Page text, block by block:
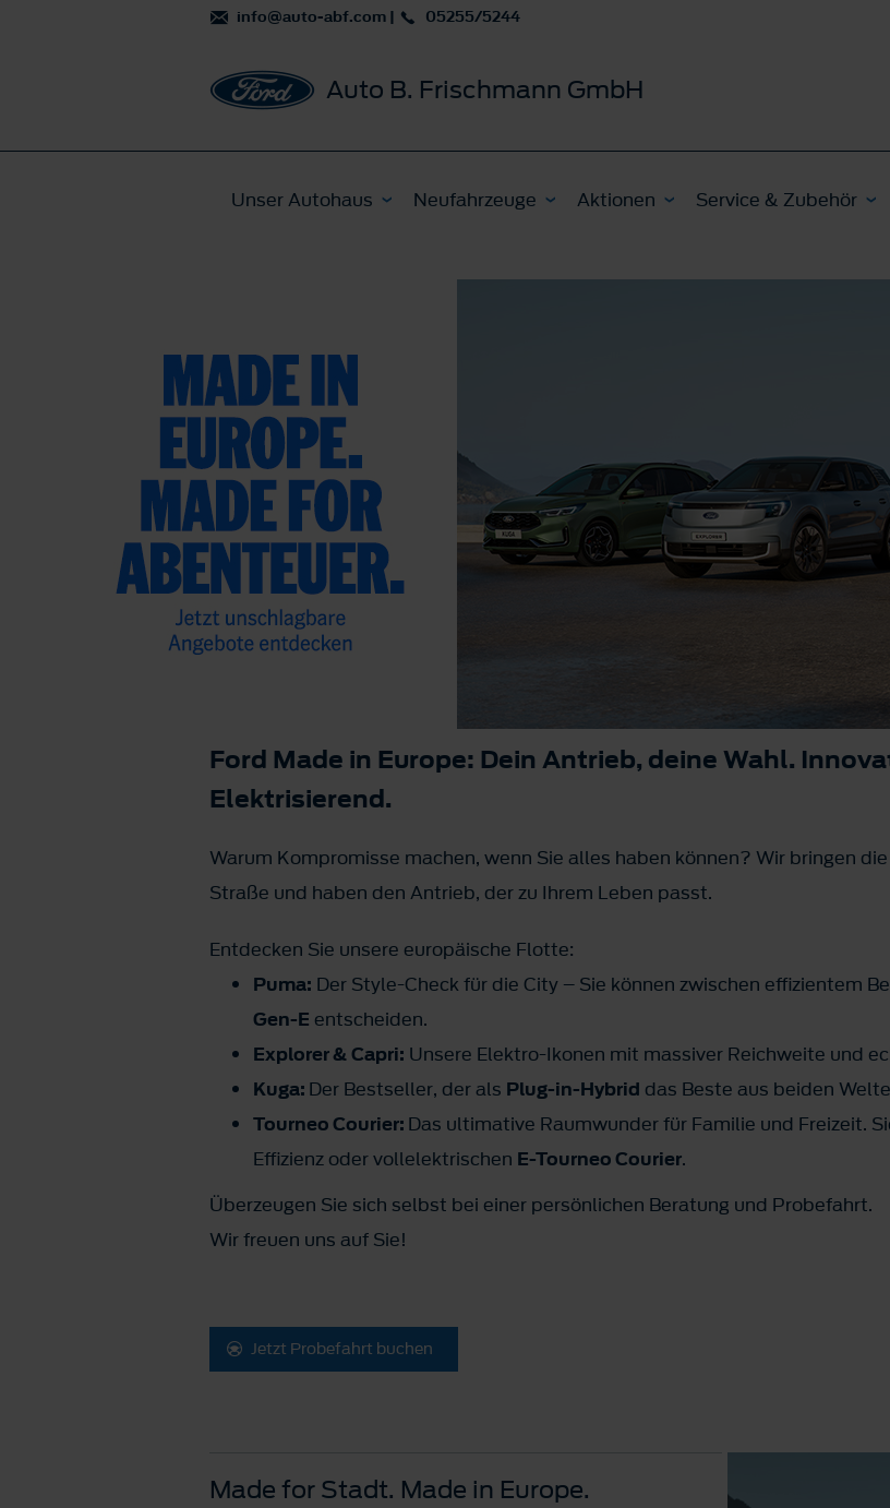
info@auto-abf.com | 05255/5244
Auto B. Frischmann GmbH
Unser Autohaus Neufahrzeuge Aktionen Service & Zubehör
Ford Made in Europe: Dein Antrieb, deine Wahl.
Elektrisierend.
Warum Kompromisse machen, wenn Sie alles haben können? Wir bringen
Straße und haben den Antrieb, der zu Ihrem Leben passt.
Entdecken Sie unsere europäische Flotte:
Puma: Der Style-Check für die City – Sie können zwischen effizientem
Gen-E entscheiden.
Explorer & Capri: Unsere Elektro-Ikonen mit massiver Reichweite und
Kuga: Der Bestseller, der als Plug-in-Hybrid das Beste aus beiden
Tourneo Courier: Das ultimative Raumwunder für Familie und Freizeit.
Effizienz oder vollelektrischen E-Tourneo Courier.
Überzeugen Sie sich selbst bei einer persönlichen Beratung und Probefahrt.
Wir freuen uns auf Sie!
Jetzt Probefahrt buchen
Made for Stadt. Made in Europe.